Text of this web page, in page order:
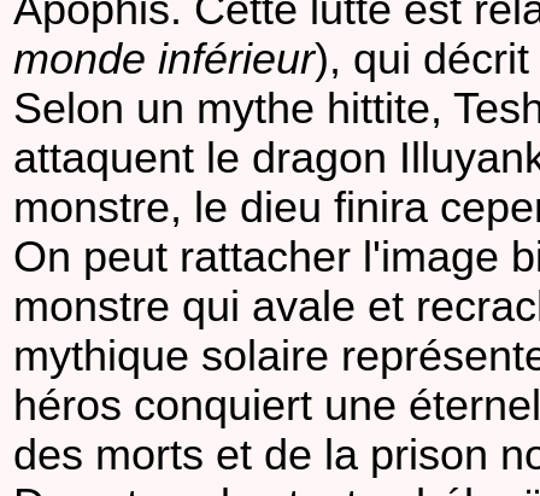
Apophis. Cette lutte est
monde inférieur), qui
Selon un mythe hittite,
attaquent le dragon
monstre, le dieu finira
On peut rattacher l'image
monstre qui avale et
mythique solaire
héros conquiert une
des morts et de la prison